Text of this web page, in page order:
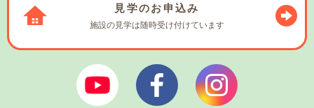
見学のお申込み
施設の見学は随時受け付けています
ぼやあ樹Youtube シェルパフェイスブック